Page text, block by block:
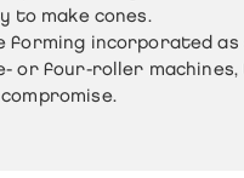
to make cones.
forming incorporated as
or four-roller machines,